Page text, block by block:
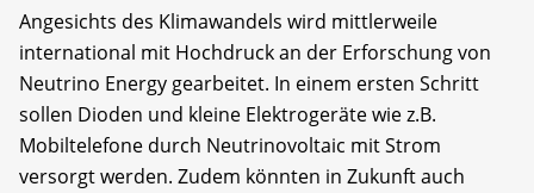
Angesichts des Klimawandels wird mittlerweile
international mit Hochdruck an der Erforschung von
Neutrino Energy gearbeitet. In einem ersten Schritt
sollen Dioden und kleine Elektrogeräte wie z.B.
Mobiltelefone durch Neutrinovoltaic mit Strom
versorgt werden. Zudem könnten in Zukunft auch